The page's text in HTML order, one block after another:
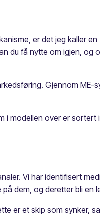
er det jeg kaller en
du få nytte om igjen,
Gjennom
modellen over er
Vi har identifisert
dem, og deretter bli en
er et skip som synker,